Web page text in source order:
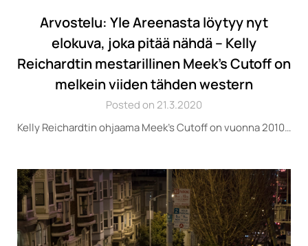
Arvostelu: Yle Areenasta löytyy nyt
elokuva, joka pitää nähdä – Kelly
Reichardtin mestarillinen Meek’s Cutoff on
melkein viiden tähden western
Posted on 21.3.2020
Kelly Reichardtin ohjaama Meek’s Cutoff on vuonna 2010…